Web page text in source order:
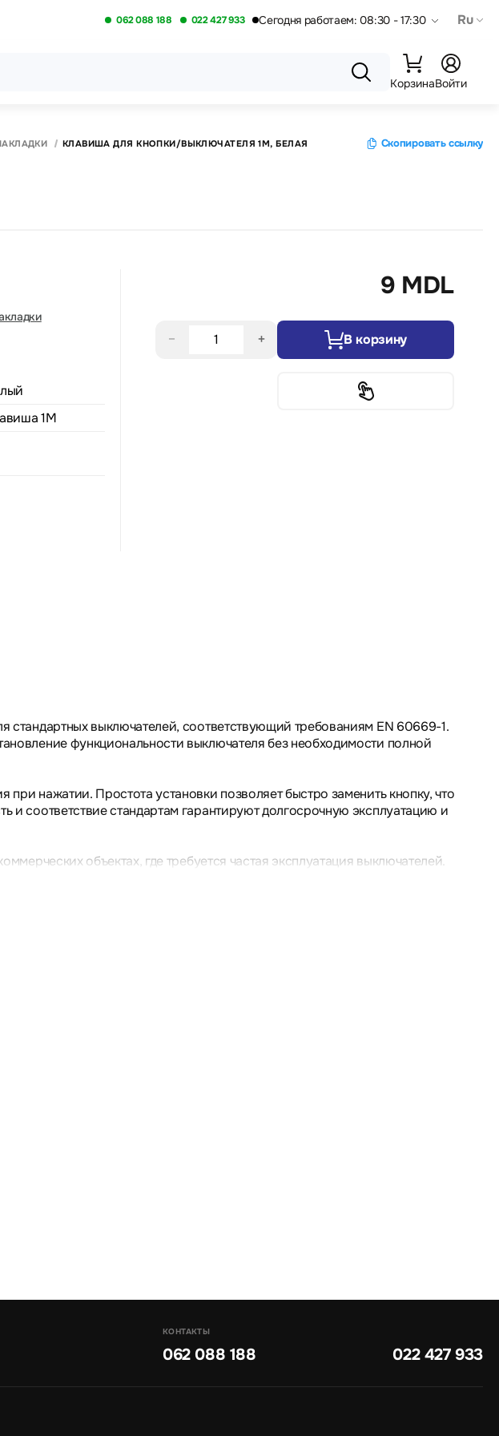
062 088 188 022 427 933 Сегодня работаем: 08:30 - 17:30 Ru
КорзинаВойти
КЛАВИША ДЛЯ КНОПКИ/ВЫКЛЮЧАТЕЛЯ 1M, БЕЛАЯ Скопировать ссылку
1M
9 MDL
− + В корзину
стандартных выключателей, соответствующий требованиям EN 60669-1.
функциональности выключателя без необходимости полной
нажатии. Простота установки позволяет быстро заменить кнопку, что
соответствие стандартам гарантируют долгосрочную эксплуатацию и
объектах, где требуется частая эксплуатация выключателей.
КОНТАКТЫ
062 088 188 022 427 933